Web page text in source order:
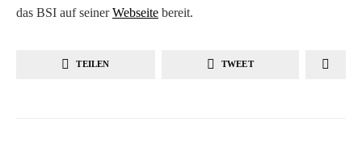
das BSI auf seinerWebseite bereit.
TEILEN TWEET